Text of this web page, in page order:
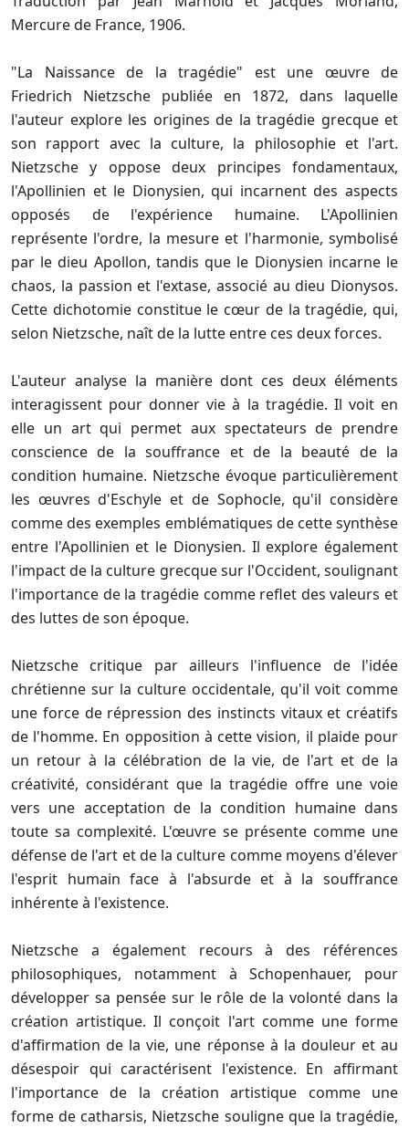
Mercure de France, 1906.
"La Naissance de la tragédie" est une œuvre de
Friedrich Nietzsche publiée en 1872, dans laquelle
l'auteur explore les origines de la tragédie grecque et
son rapport avec la culture, la philosophie et l'art.
Nietzsche y oppose deux principes fondamentaux,
l'Apollinien et le Dionysien, qui incarnent des aspects
opposés de l'expérience humaine. L'Apollinien
représente l'ordre, la mesure et l'harmonie, symbolisé
par le dieu Apollon, tandis que le Dionysien incarne le
chaos, la passion et l'extase, associé au dieu Dionysos.
Cette dichotomie constitue le cœur de la tragédie, qui,
selon Nietzsche, naît de la lutte entre ces deux forces.
L'auteur analyse la manière dont ces deux éléments
interagissent pour donner vie à la tragédie. Il voit en
elle un art qui permet aux spectateurs de prendre
conscience de la souffrance et de la beauté de la
condition humaine. Nietzsche évoque particulièrement
les œuvres d'Eschyle et de Sophocle, qu'il considère
comme des exemples emblématiques de cette synthèse
entre l'Apollinien et le Dionysien. Il explore également
l'impact de la culture grecque sur l'Occident, soulignant
l'importance de la tragédie comme reflet des valeurs et
des luttes de son époque.
Nietzsche critique par ailleurs l'influence de l'idée
chrétienne sur la culture occidentale, qu'il voit comme
une force de répression des instincts vitaux et créatifs
de l'homme. En opposition à cette vision, il plaide pour
un retour à la célébration de la vie, de l'art et de la
créativité, considérant que la tragédie offre une voie
vers une acceptation de la condition humaine dans
toute sa complexité. L'œuvre se présente comme une
défense de l'art et de la culture comme moyens d'élever
l'esprit humain face à l'absurde et à la souffrance
inhérente à l'existence.
Nietzsche a également recours à des références
philosophiques, notamment à Schopenhauer, pour
développer sa pensée sur le rôle de la volonté dans la
création artistique. Il conçoit l'art comme une forme
d'affirmation de la vie, une réponse à la douleur et au
désespoir qui caractérisent l'existence. En affirmant
l'importance de la création artistique comme une
forme de catharsis, Nietzsche souligne que la tragédie,